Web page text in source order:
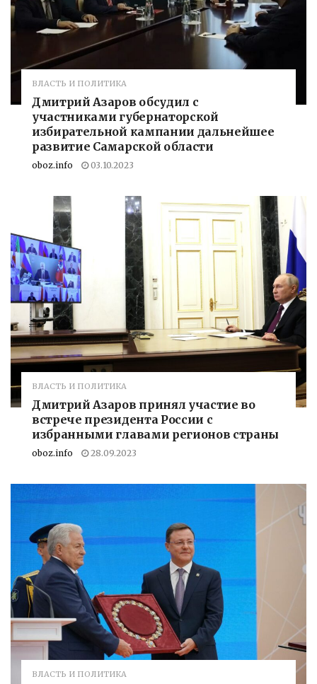
ВЛАСТЬ И ПОЛИТИКА
Дмитрий Азаров обсудил с
участниками губернаторской
избирательной кампании дальнейшее
развитие Самарской области
oboz.info 03.10.2023
ВЛАСТЬ И ПОЛИТИКА
Дмитрий Азаров принял участие во
встрече президента России с
избранными главами регионов страны
oboz.info 28.09.2023
ВЛАСТЬ И ПОЛИТИКА